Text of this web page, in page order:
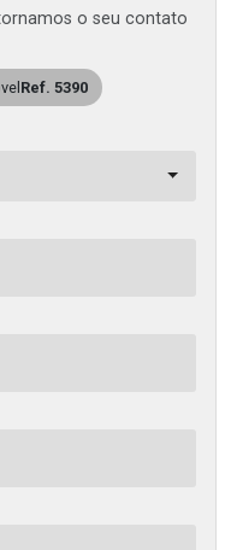
o seu contato
Ref. 5390